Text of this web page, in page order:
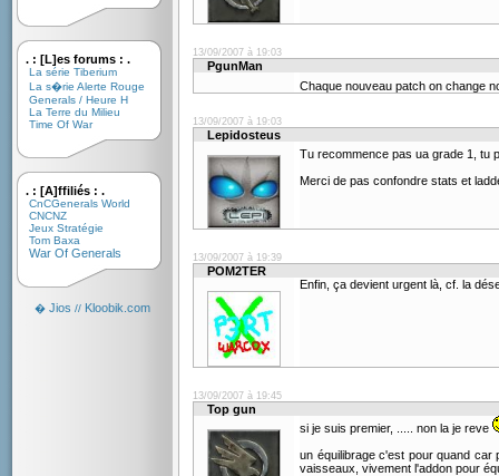
. : [L]es forums : .
La série Tiberium
La s�rie Alerte Rouge
Generals / Heure H
La Terre du Milieu
Time Of War
. : [A]ffiliés : .
CnCGenerals World
CNCNZ
Jeux Stratégie
Tom Baxa
War Of Generals
� Jios // Kloobik.com
13/09/2007 à 19:03
PgunMan
Chaque nouveau patch on change
13/09/2007 à 19:03
Lepidosteus
Tu recommence pas ua grade 1, tu
Merci de pas confondre stats et
13/09/2007 à 19:39
POM2TER
Enfin, ça devient urgent là, cf. la
13/09/2007 à 19:45
Top gun
si je suis premier, ..... non la je reve
un équilibrage c'est pour quand
vaisseaux, vivement l'addon pour